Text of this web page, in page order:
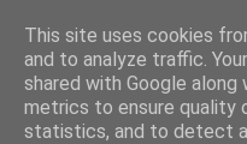
::Alma Libre
Τεχνολογία,
This site uses cookies
and to analyze traffic.
shared with Google
metrics to ensure quality
statistics, and to detect